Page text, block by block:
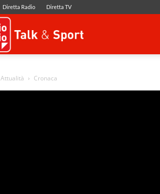
Diretta Radio Diretta TV
Attualità Cronaca